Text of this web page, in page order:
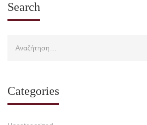
Search
Categories